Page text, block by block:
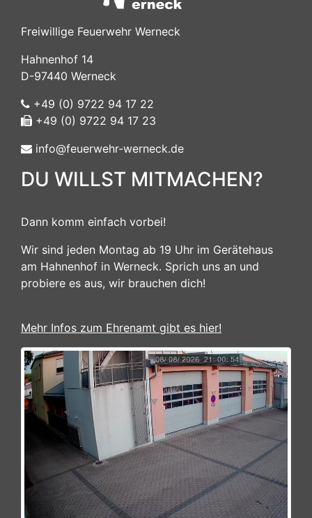
Freiwillige Feuerwehr Werneck
Hahnenhof 14
D-97440 Werneck
+49 (0) 9722 94 17 22
+49 (0) 9722 94 17 23
info@feuerwehr-werneck.de
DU WILLST MITMACHEN?
Dann komm einfach vorbei!
Wir sind jeden Montag ab 19 Uhr im Gerätehaus
am Hahnenhof in Werneck. Sprich uns an und
probiere es aus, wir brauchen dich!
Mehr Infos zum Ehrenamt gibt es hier!